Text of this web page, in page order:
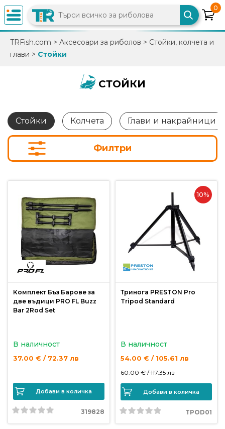
×
0882
info@trfish.com
Вход
Промоции
Нови
продукти
Захранки
добавки
за
риболов
0
TRFish.com > Аксесоари за риболов > Стойки, колчета и
глави > Стойки
СТОЙКИ
Стойки Колчета Глави и накрайници
Филтри
Комплект Бъз Барове за
две въдици PRO FL Buzz
Bar 2Rod Set
В наличност
37.00 € / 72.37 лв
Добави в количка
319828
10%
Тринога PRESTON Pro
Tripod Standard
В наличност
54.00 € / 105.61 лв
60.00 € /117.35 лв
Добави в количка
TPOD01